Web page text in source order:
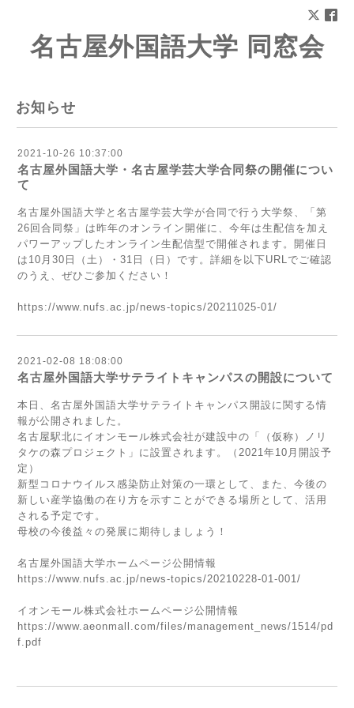
名古屋外国語大学 同窓会
お知らせ
2021-10-26 10:37:00
名古屋外国語大学・名古屋学芸大学合同祭の開催につい
て
名古屋外国語大学と名古屋学芸大学が合同で行う大学祭、「第
26回合同祭」は昨年のオンライン開催に、今年は生配信を加え
パワーアップしたオンライン生配信型で開催されます。開催日
は10月30日（土）・31日（日）です。詳細を以下URLでご確認
のうえ、ぜひご参加ください！
https://www.nufs.ac.jp/news-topics/20211025-01/
2021-02-08 18:08:00
名古屋外国語大学サテライトキャンパスの開設について
本日、名古屋外国語大学サテライトキャンパス開設に関する情
報が公開されました。
名古屋駅北にイオンモール株式会社が建設中の「（仮称）ノリ
タケの森プロジェクト」に設置されます。（2021年10月開設予
定）
新型コロナウイルス感染防止対策の一環として、また、今後の
新しい産学協働の在り方を示すことができる場所として、活用
される予定です。
母校の今後益々の発展に期待しましょう！
名古屋外国語大学ホームページ公開情報
https://www.nufs.ac.jp/news-topics/20210228-01-001/
イオンモール株式会社ホームページ公開情報
https://www.aeonmall.com/files/management_news/1514/pd
f.pdf